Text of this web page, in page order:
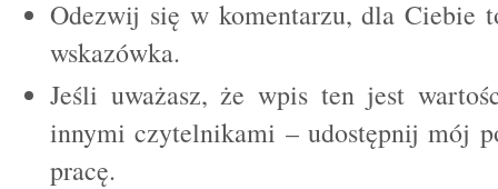
Odezwij się w komentarzu, dla Ciebie
wskazówka.
Jeśli uważasz, że wpis ten jest
innymi czytelnikami – udostępnij mój
pracę.